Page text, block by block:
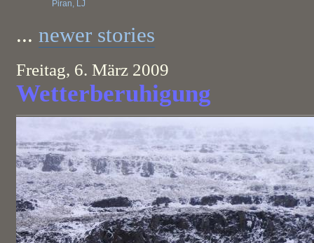
... newer stories
Freitag, 6. März 2009
Wetterberuhigung